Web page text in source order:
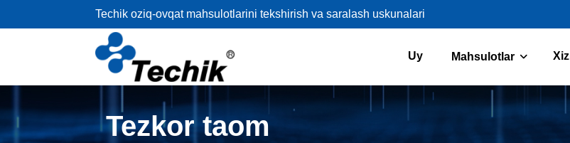
Techik oziq-ovqat mahsulotlarini tekshirish va saralash uskunalari
Uy Mahsulotlar
Tezkor taom